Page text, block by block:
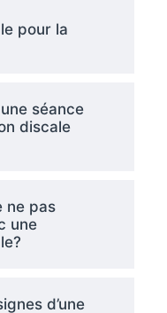
pour la
séance
discale
ne pas
une
d’une